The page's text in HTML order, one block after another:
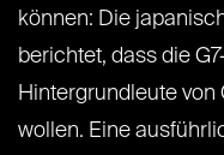
können: Die
berichtet, dass die
Hintergrundleute von
wollen. Eine